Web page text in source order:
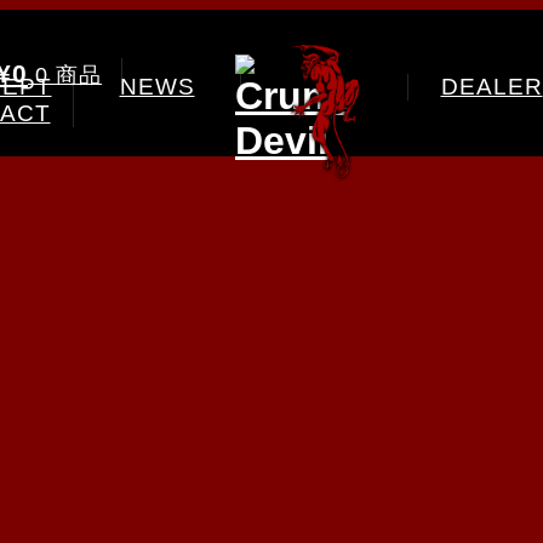
NEWS
DEALER
0 商品